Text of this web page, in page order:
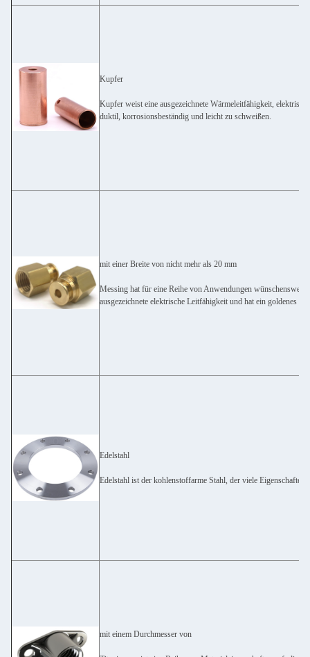
Kupfer
Kupfer weist eine ausgezeichnete Wärmeleitfähigkeit,
duktil, korrosionsbeständig und leicht zu schweißen.
mit einer Breite von nicht mehr als 20 mm
Messing hat für eine Reihe von Anwendungen
ausgezeichnete elektrische Leitfähigkeit und hat ein goldenes
Edelstahl
Edelstahl ist der kohlenstoffarme Stahl, der viele
mit einem Durchmesser von